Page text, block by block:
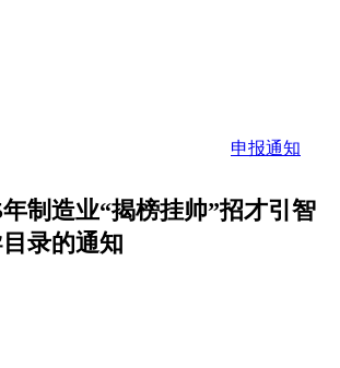
申报通知
制造业“揭榜挂帅”招才引智
录的通知